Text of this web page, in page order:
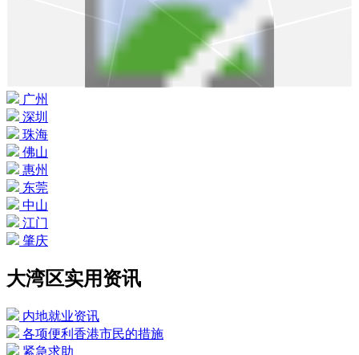
广州
深圳
珠海
佛山
惠州
东莞
中山
江门
肇庆
大湾区实用资讯
内地就业资讯
各项便利香港市民的措施
紧急求助